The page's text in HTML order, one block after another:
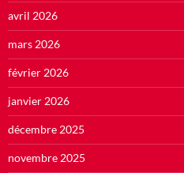
avril 2026
mars 2026
février 2026
janvier 2026
décembre 2025
novembre 2025